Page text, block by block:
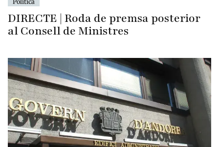
Política
DIRECTE | Roda de premsa posterior
al Consell de Ministres